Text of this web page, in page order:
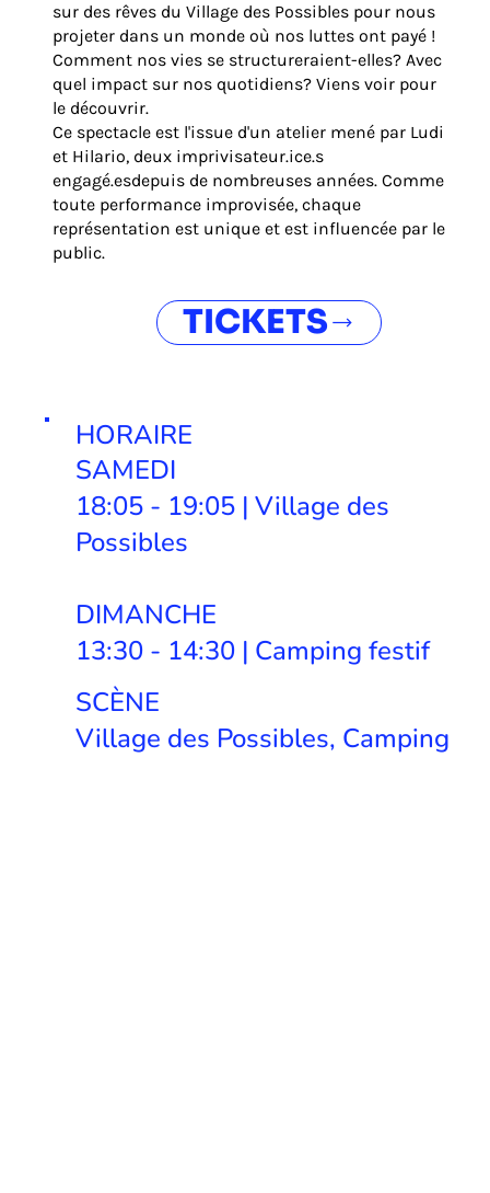
sur des rêves du Village des Possibles pour nous
projeter dans un monde où nos luttes ont payé !
Comment nos vies se structureraient-elles? Avec
quel impact sur nos quotidiens? Viens voir pour
le découvrir.
Ce spectacle est l'issue d'un atelier mené par Ludi
et Hilario, deux imprivisateur.ice.s
engagé.esdepuis de nombreuses années. Comme
toute performance improvisée, chaque
représentation est unique et est influencée par le
public.
TICKETS
HORAIRE
SAMEDI
18:05 - 19:05 | Village des
Possibles
DIMANCHE
13:30 - 14:30 | Camping festif
SCÈNE
Village des Possibles, Camping